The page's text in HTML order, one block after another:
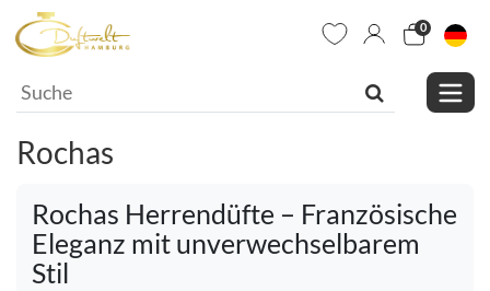
0
Rochas
Rochas Herrendüfte – Französische
Eleganz mit unverwechselbarem
Stil